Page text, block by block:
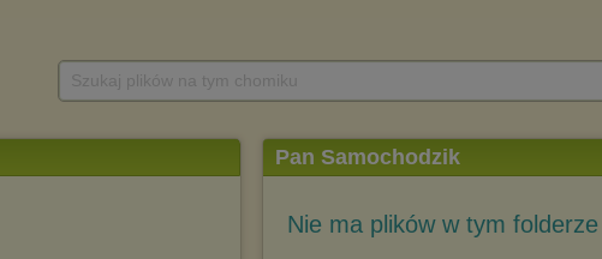
Pan Samochodzik
Nie ma plików w tym folderze